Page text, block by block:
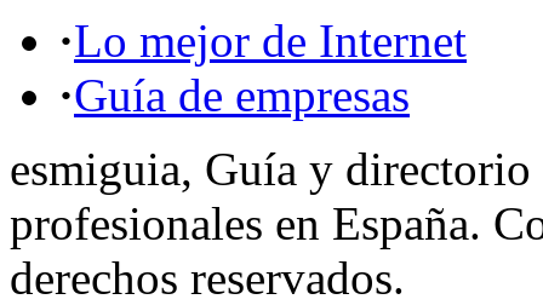
·Lo mejor de Internet
·Guía de empresas
esmiguia, Guía y directorio
profesionales en España.
derechos reservados.